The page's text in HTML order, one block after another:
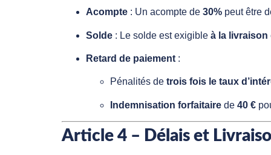
Acompte : Un acompte de 30% peut être
Solde : Le solde est exigible à la livraison
Retard de paiement :
Pénalités de trois fois le taux
Indemnisation forfaitaire de 40 €
Article 4 – Délais et